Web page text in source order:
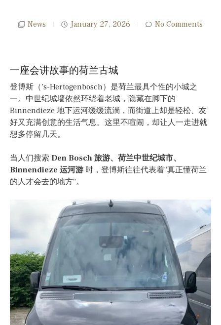
News January 27, 2026 No Comments
一座会讲故事的荷兰古城
登博斯（’s-Hertogenbosch）是荷兰最具个性的小城之
一。中世纪城墙依然环绕着老城，隐藏在脚下的
Binnendieze 地下运河缓缓流淌，而街道上却是轻松、友
好又充满创意的生活气息。这里不喧闹，却让人一走进就
想多停留几天。
当人们搜索 Den Bosch 旅游、荷兰中世纪城市、
Binnendieze 运河游 时，登博斯往往代表着“真正懂荷兰
的人才会去的地方”。